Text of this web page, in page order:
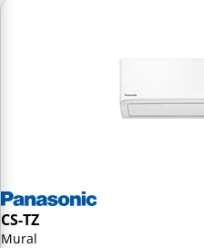
CS-TZ
Mural